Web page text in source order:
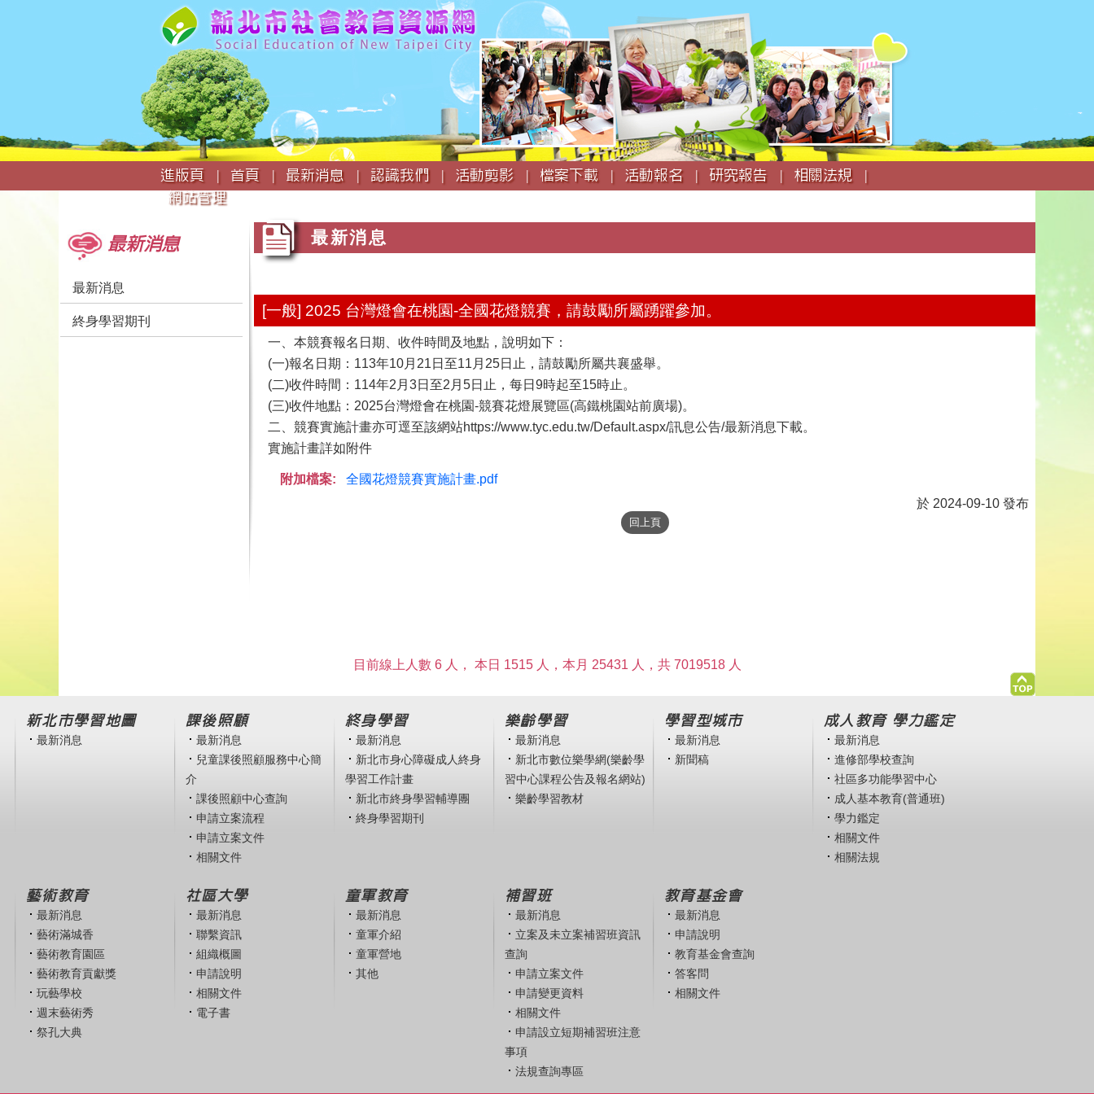
跳
到
主
要
內
容
:::
進版頁 |
首頁 | 最新消息 | 認識我們 | 活動剪影 | 檔案下載 | 活動報名 | 研究報告 |
相關法規 |
網站管理
最新消息
最新消息
終身學習期刊
最新消息
[一般] 2025 台灣燈會在桃園-全國花燈競賽，請鼓勵所屬踴躍參加。
一、本競賽報名日期、收件時間及地點，說明如下：
(一)報名日期：113年10月21日至11月25日止，請鼓勵所屬共襄盛舉。
(二)收件時間：114年2月3日至2月5日止，每日9時起至15時止。
(三)收件地點：2025台灣燈會在桃園-競賽花燈展覽區(高鐵桃園站前廣場)。
二、競賽實施計畫亦可逕至該網站https://www.tyc.edu.tw/Default.aspx/訊息公告/最新消息下載。
實施計畫詳如附件
附加檔案:
全國花燈競賽實施計畫.pdf
於 2024-09-10 發布
目前線上人數 6 人， 本日 1515 人，本月 25431 人，共 7019518 人
新北市學習地圖
最新消息
課後照顧
最新消息
兒童課後照顧服務中心簡
介
課後照顧中心查詢
申請立案流程
申請立案文件
相關文件
終身學習
最新消息
新北市身心障礙成人終身
學習工作計畫
新北市終身學習輔導團
終身學習期刊
樂齡學習
最新消息
新北市數位樂學網(樂齡學
習中心課程公告及報名網站)
樂齡學習教材
學習型城市
最新消息
新聞稿
成人教育 學力鑑定
最新消息
進修部學校查詢
社區多功能學習中心
成人基本教育(普通班)
學力鑑定
相關文件
相關法規
藝術教育
最新消息
藝術滿城香
藝術教育園區
藝術教育貢獻獎
玩藝學校
週末藝術秀
祭孔大典
社區大學
最新消息
聯繫資訊
組織概圖
申請說明
相關文件
電子書
童軍教育
最新消息
童軍介紹
童軍營地
其他
補習班
最新消息
立案及未立案補習班資訊
查詢
申請立案文件
申請變更資料
相關文件
申請設立短期補習班注意
事項
法規查詢專區
教育基金會
最新消息
申請說明
教育基金會查詢
答客問
相關文件